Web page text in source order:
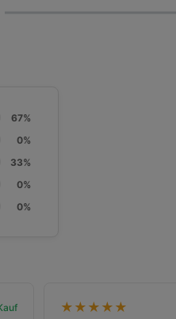
67%
0%
33%
0%
0%
★ ★ ★ ★ ★